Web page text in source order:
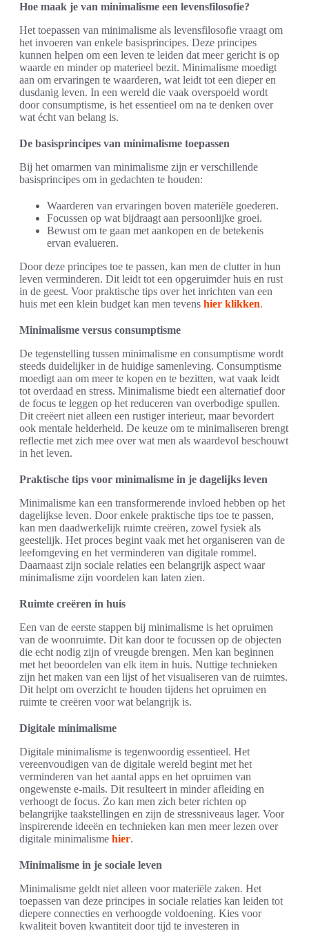
Hoe maak je van minimalisme een levensfilosofie?
Het toepassen van minimalisme als levensfilosofie vraagt om
het invoeren van enkele basisprincipes. Deze principes
kunnen helpen om een leven te leiden dat meer gericht is op
waarde en minder op materieel bezit. Minimalisme moedigt
aan om ervaringen te waarderen, wat leidt tot een dieper en
dusdanig leven. In een wereld die vaak overspoeld wordt
door consumptisme, is het essentieel om na te denken over
wat écht van belang is.
De basisprincipes van minimalisme toepassen
Bij het omarmen van minimalisme zijn er verschillende
basisprincipes om in gedachten te houden:
Waarderen van ervaringen boven materiële goederen.
Focussen op wat bijdraagt aan persoonlijke groei.
Bewust om te gaan met aankopen en de betekenis
ervan evalueren.
Door deze principes toe te passen, kan men de clutter in hun
leven verminderen. Dit leidt tot een opgeruimder huis en rust
in de geest. Voor praktische tips over het inrichten van een
huis met een klein budget kan men tevens hier klikken.
Minimalisme versus consumptisme
De tegenstelling tussen minimalisme en consumptisme wordt
steeds duidelijker in de huidige samenleving. Consumptisme
moedigt aan om meer te kopen en te bezitten, wat vaak leidt
tot overdaad en stress. Minimalisme biedt een alternatief door
de focus te leggen op het reduceren van overbodige spullen.
Dit creëert niet alleen een rustiger interieur, maar bevordert
ook mentale helderheid. De keuze om te minimaliseren brengt
reflectie met zich mee over wat men als waardevol beschouwt
in het leven.
Praktische tips voor minimalisme in je dagelijks leven
Minimalisme kan een transformerende invloed hebben op het
dagelijkse leven. Door enkele praktische tips toe te passen,
kan men daadwerkelijk ruimte creëren, zowel fysiek als
geestelijk. Het proces begint vaak met het organiseren van de
leefomgeving en het verminderen van digitale rommel.
Daarnaast zijn sociale relaties een belangrijk aspect waar
minimalisme zijn voordelen kan laten zien.
Ruimte creëren in huis
Een van de eerste stappen bij minimalisme is het opruimen
van de woonruimte. Dit kan door te focussen op de objecten
die echt nodig zijn of vreugde brengen. Men kan beginnen
met het beoordelen van elk item in huis. Nuttige technieken
zijn het maken van een lijst of het visualiseren van de ruimtes.
Dit helpt om overzicht te houden tijdens het opruimen en
ruimte te creëren voor wat belangrijk is.
Digitale minimalisme
Digitale minimalisme is tegenwoordig essentieel. Het
vereenvoudigen van de digitale wereld begint met het
verminderen van het aantal apps en het opruimen van
ongewenste e-mails. Dit resulteert in minder afleiding en
verhoogt de focus. Zo kan men zich beter richten op
belangrijke taakstellingen en zijn de stressniveaus lager. Voor
inspirerende ideeën en technieken kan men meer lezen over
digitale minimalisme hier.
Minimalisme in je sociale leven
Minimalisme geldt niet alleen voor materiële zaken. Het
toepassen van deze principes in sociale relaties kan leiden tot
diepere connecties en verhoogde voldoening. Kies voor
kwaliteit boven kwantiteit door tijd te investeren in